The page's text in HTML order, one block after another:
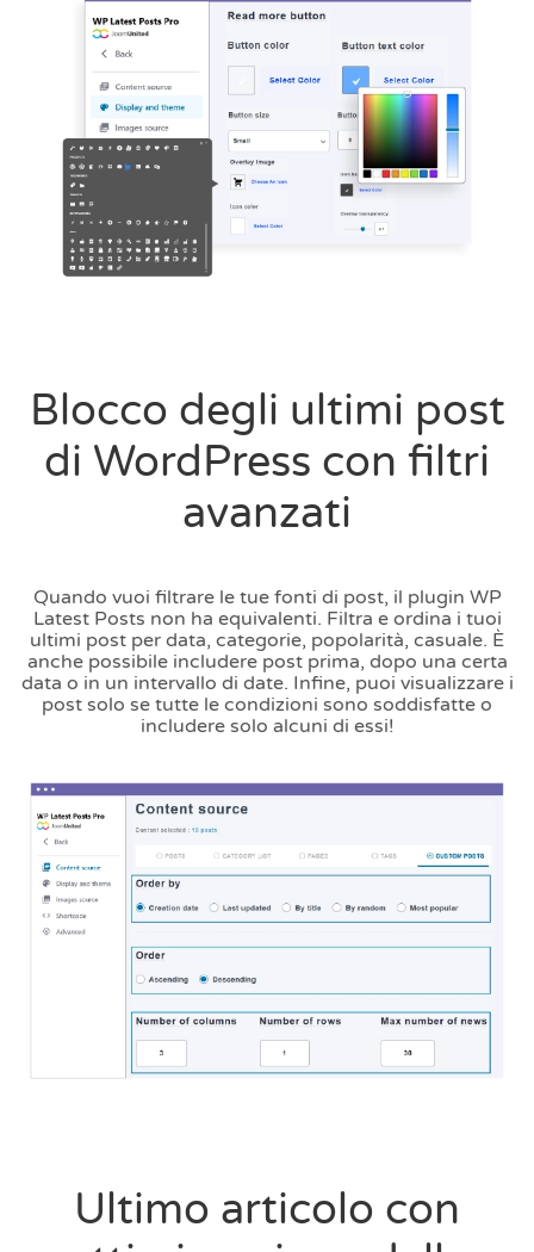
Blocco degli ultimi post
di WordPress con filtri
avanzati
Quando vuoi filtrare le tue fonti di post, il plugin WP
Latest Posts non ha equivalenti. Filtra e ordina i tuoi
ultimi post per data, categorie, popolarità, casuale. È
anche possibile includere post prima, dopo una certa
data o in un intervallo di date. Infine, puoi visualizzare i
post solo se tutte le condizioni sono soddisfatte o
includere solo alcuni di essi!
Ultimo articolo con